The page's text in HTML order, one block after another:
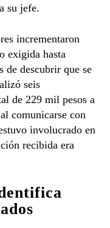
su jefe.
incrementaron
exigida hasta
de descubrir que se
seis
de 229 mil pesos a
comunicarse con
involucrado en
recibida era